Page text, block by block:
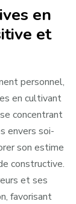
en
et
personnel,
en cultivant
concentrant
envers soi-
son estime
constructive.
et ses
favorisant